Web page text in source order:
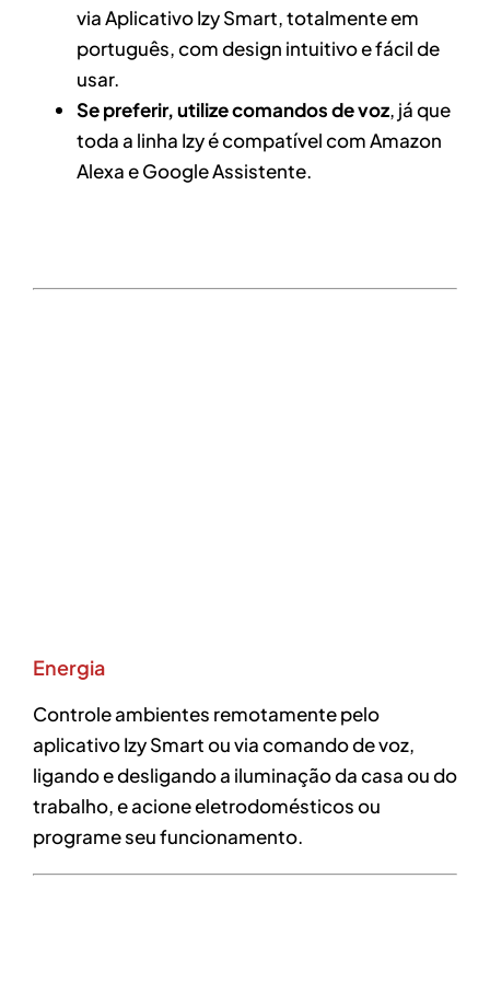
via Aplicativo Izy Smart, totalmente em
português, com design intuitivo e fácil de
usar.
Se preferir, utilize comandos de voz, já que
toda a linha Izy é compatível com Amazon
Alexa e Google Assistente.
Energia
Controle ambientes remotamente pelo
aplicativo Izy Smart ou via comando de voz,
ligando e desligando a iluminação da casa ou do
trabalho, e acione eletrodomésticos ou
programe seu funcionamento.